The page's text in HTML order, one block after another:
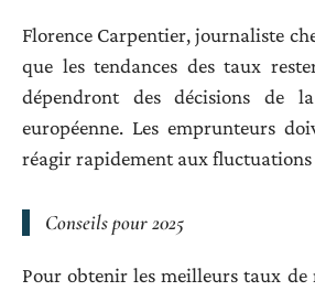
Florence Carpentier, journaliste
que les tendances des taux
dépendront des décisions de
européenne. Les emprunteurs
réagir rapidement aux
Conseils pour 2025
Pour obtenir les meilleurs taux